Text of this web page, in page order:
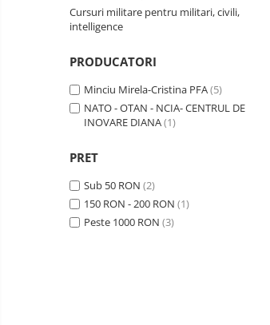
persoane de decizie, cu persoane
de influenta, cu pbeneficiari, in
SATELITARE
Creativitate & Inovare
CRIMINALISTICA / CONTRA-
CRIMA ORGANIZATA
Cultura Organizationala
Cyber-Security
INGINERIE MILITARA SI CIVILA
Intelligence & OSINT
Cursuri militare pentru militari, civili,
intelligence
PRODUCATORI
Minciu Mirela-Cristina PFA(5)
NATO - OTAN - NCIA- CENTRUL DE
INOVARE DIANA(1)
PRET
Sub 50 RON (2)
150 RON - 200 RON (1)
Peste 1000 RON (3)